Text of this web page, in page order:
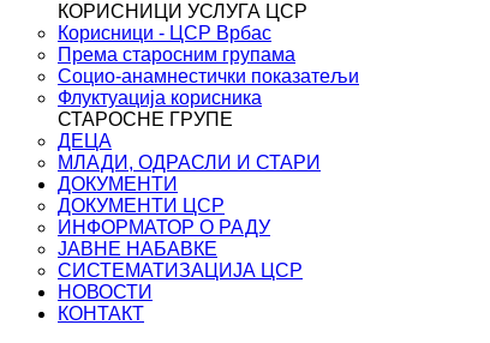
КОРИСНИЦИ УСЛУГА ЦСР
Корисници - ЦСР Врбас
Према старосним групама
Социо-анамнестички показатељи
Флуктуација корисника
СТАРОСНЕ ГРУПЕ
ДЕЦА
МЛАДИ, ОДРАСЛИ И СТАРИ
ДОКУМЕНТИ
ДОКУМЕНТИ ЦСР
ИНФОРМАТОР О РАДУ
ЈАВНЕ НАБАВКЕ
СИСТЕМАТИЗАЦИЈА ЦСР
НОВОСТИ
КОНТАКТ